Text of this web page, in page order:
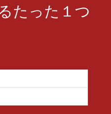
たった１つ